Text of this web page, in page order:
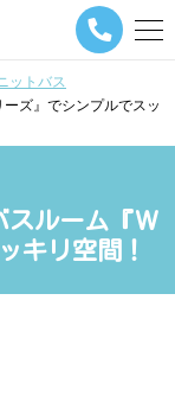
メ
ー
ビ
シ
ョ
タ
ットバス
ズ』でシンプルでスッ
スルーム『Ｗ
キリ空間！